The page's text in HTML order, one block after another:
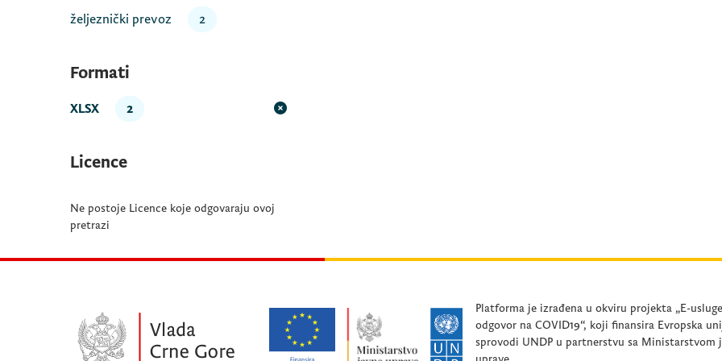
željeznički prevoz 2
Formati
XLSX 2
Licence
Ne postoje Licence koje odgovaraju ovoj
pretrazi
Platforma je izrađena u okviru projekta „E-
odgovor na COVID19“, koji finansira Evropska
sprovodi UNDP u partnerstvu sa Ministarstvom